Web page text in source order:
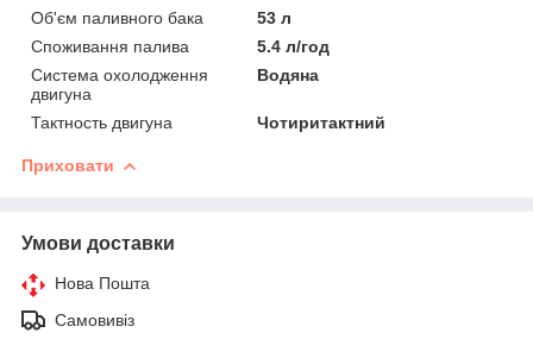
Об'єм паливного бака
53 л
Споживання палива
5.4 л/год
Система охолодження
двигуна
Водяна
Тактность двигуна Чотиритактний
Приховати
Умови доставки
Нова Пошта
Самовивіз